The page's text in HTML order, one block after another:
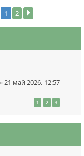
поиск
1 2
«21 май 2026, 12:57
1 2 3